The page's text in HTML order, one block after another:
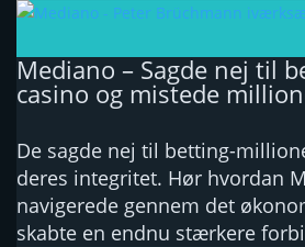
Mediano – Sagde nej til
casino og mistede
De sagde nej til betting-
deres integritet. Hør hvordan
navigerede gennem det
skabte en endnu stærkere